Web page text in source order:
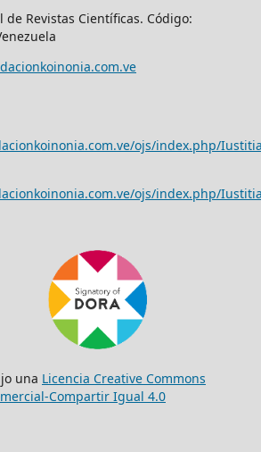
de Revistas Científicas. Código:
ojs/index.php/
ojs/index.php/
una Licencia Creative Commons
Compartir Igual 4.0